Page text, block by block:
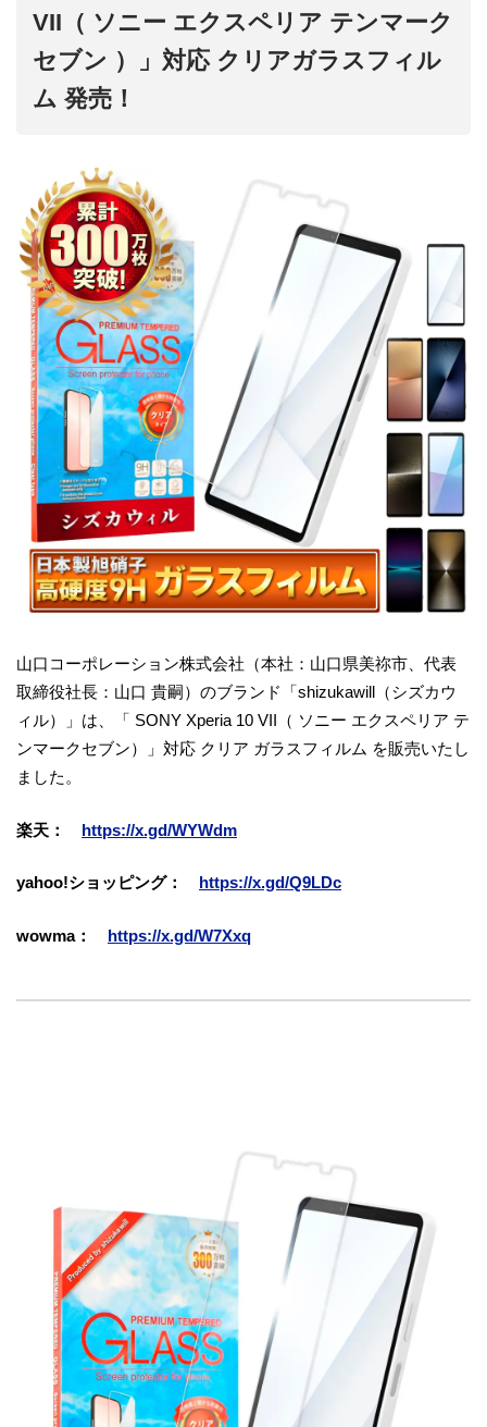
VII（ ソニー エクスペリア テンマーク
セブン ）」対応 クリアガラスフィル
ム 発売！
山口コーポレーション株式会社（本社：山口県美祢市、代表
取締役社長：山口 貴嗣）のブランド「shizukawill（シズカウ
ィル）」は、「 SONY Xperia 10 VII（ ソニー エクスペリア テ
ンマークセブン）」対応 クリア ガラスフィルム を販売いたし
ました。
楽天： https://x.gd/WYWdm
yahoo!ショッピング： https://x.gd/Q9LDc
wowma： https://x.gd/W7Xxq